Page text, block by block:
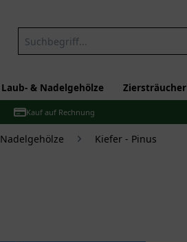
Laub- & Nadelgehölze Ziersträucher
Kauf auf Rechnung
Nadelgehölze Kiefer - Pinus